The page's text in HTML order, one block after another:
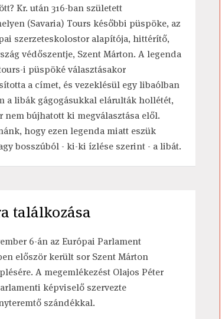
Kr. után 316-ban született
(Savaria) Tours későbbi püspöke, az
szerzeteskolostor alapítója, hittérítő,
védőszentje, Szent Márton. A legenda
i püspöké választásakor
a címet, és vezeklésül egy libaólban
a libák gágogásukkal elárulták hollétét,
nem bújhatott ki megválasztása elől.
hogy ezen legenda miatt eszük
bosszúból - ki-ki ízlése szerint - a libát.
találkozása
6-án az Európai Parlament
először került sor Szent Márton
A megemlékezést Olajos Péter
képviselő szervezte
szándékkal.